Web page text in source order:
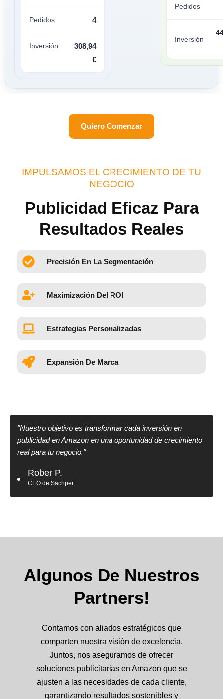
Pedidos 4
Inversión
308,94
€
Pedidos
Inversión
Quiero Comenzar
IMPULSAMOS EL CRECIMIENTO DE TU
NEGOCIO
Publicidad Eficaz Para
Resultados Reales
Precisión En La Segmentación
Maximización Del ROI
Estrategias Personalizadas
Expansión De Marca
"Nuestro objetivo es transformar cada inversión en
publicidad en Amazon en una oportunidad de crecimiento
real para tu negocio."
Rober P.
CEO de Sachper
Algunos De Nuestros
Partners!
Contamos con aliados estratégicos que
comparten nuestra visión de excelencia.
Juntos, nos aseguramos de ofrecer
soluciones publicitarias en Amazon que se
ajusten a las necesidades de cada cliente,
garantizando resultados sostenibles y